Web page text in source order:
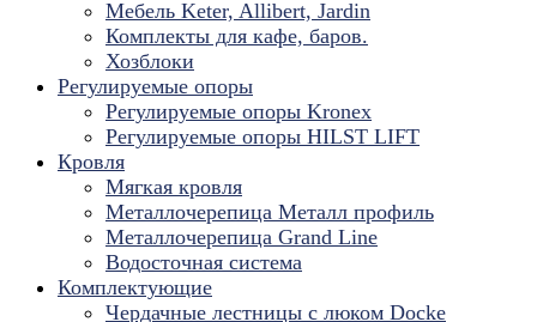
Мебель Keter, Allibert, Jardin
Комплекты для кафе, баров.
Хозблоки
Регулируемые опоры
Регулируемые опоры Kronex
Регулируемые опоры HILST LIFT
Кровля
Мягкая кровля
Металлочерепица Металл профиль
Металлочерепица Grand Line
Водосточная система
Комплектующие
Чердачные лестницы с люком Docke